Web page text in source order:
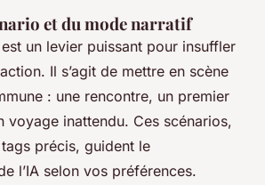
et du mode narratif
est un levier puissant pour insuffler
Il s’agit de mettre en scène
: une rencontre, un premier
voyage inattendu. Ces scénarios,
précis, guident le
l’IA selon vos préférences.